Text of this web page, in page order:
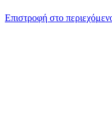
Επιστροφή στο